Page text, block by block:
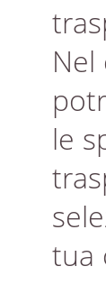
Nel
le
tua